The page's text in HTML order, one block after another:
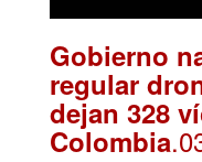
Gobierno
regular
dejan 328
Colombia